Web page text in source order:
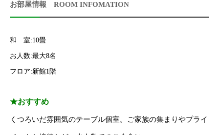
お部屋情報 ROOM INFOMATION
和 室:10畳
お人数:最大8名
フロア:新館1階
★おすすめ
くつろいだ雰囲気のテーブル個室。ご家族の集まりやプライ